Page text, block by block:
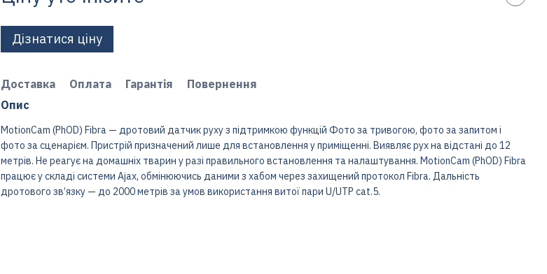
Дізнатися ціну
Доставка Оплата Гарантія
Повернення
Опис
MotionCam (PhOD) Fibra — дротовий датчик руху з підтримкою функцій Фото за тривогою, фото за запитом і
фото за сценарієм. Пристрій призначений лише для встановлення у приміщенні. Виявляє рух на відстані до 12
метрів. Не реагує на домашніх тварин у разі правильного встановлення та налаштування. MotionCam (PhOD) Fibra
працює у складі системи Ajax, обмінюючись даними з хабом через захищений протокол Fibra. Дальність
дротового зв’язку — до 2000 метрів за умов використання витої пари U/UTP cat.5.